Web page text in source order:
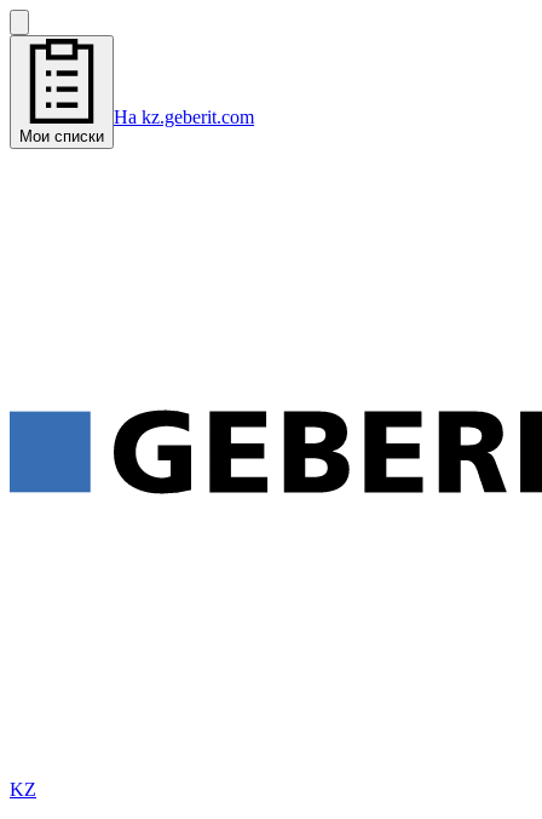
Мои списки
На kz.geberit.com
KZ